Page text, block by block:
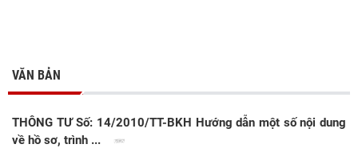
VĂN BẢN
THÔNG TƯ Số: 14/2010/TT-BKH Hướng dẫn một số nội dung
về hồ sơ, trình ...